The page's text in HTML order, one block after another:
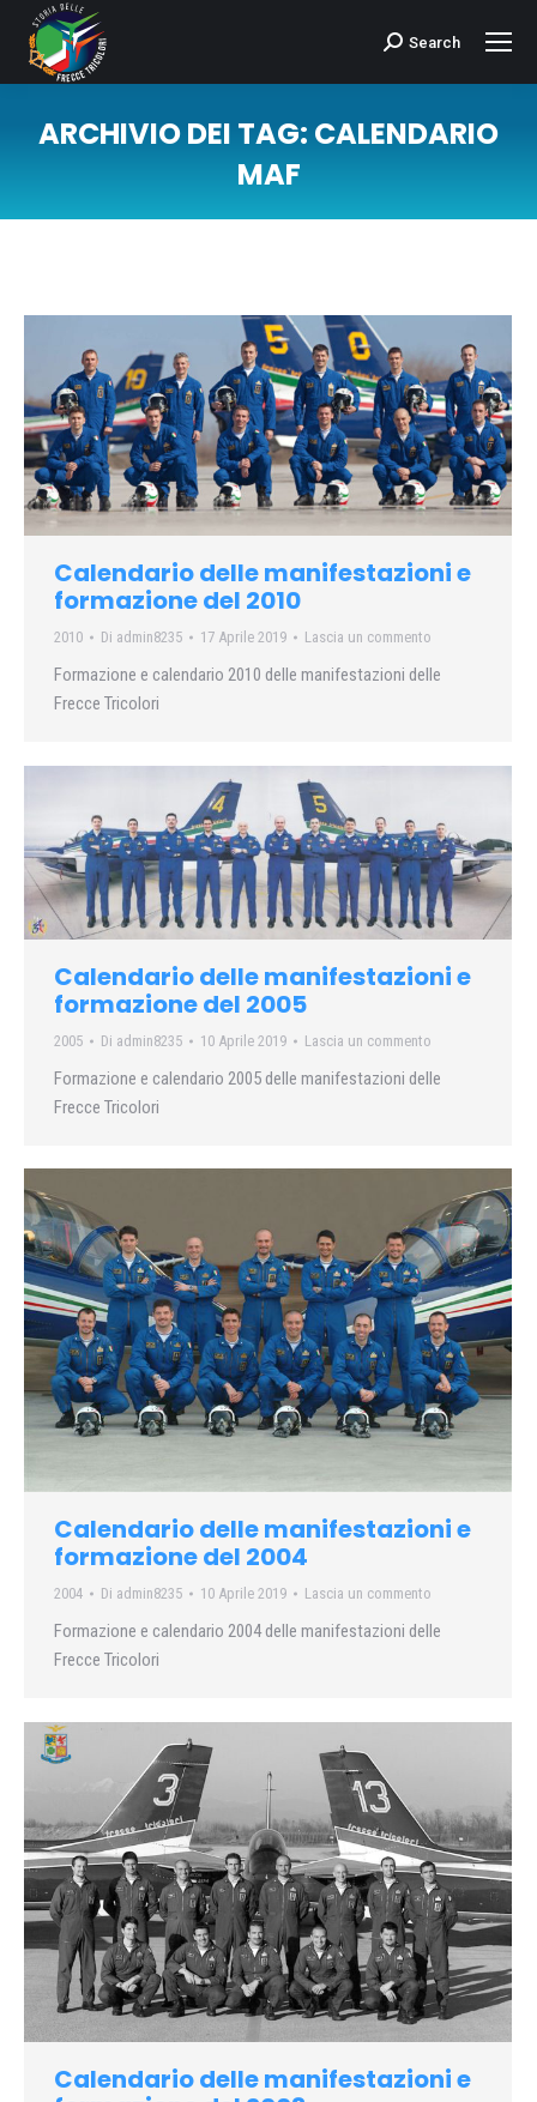
Cerca:Search
ARCHIVIO DEI TAG: CALENDARIO
MAF
Calendario delle manifestazioni e
formazione del 2010
2010 Di admin8235 17 Aprile 2019 Lascia un commento
Formazione e calendario 2010 delle manifestazioni delle
Frecce Tricolori
Calendario delle manifestazioni e
formazione del 2005
2005 Di admin8235 10 Aprile 2019 Lascia un commento
Formazione e calendario 2005 delle manifestazioni delle
Frecce Tricolori
Calendario delle manifestazioni e
formazione del 2004
2004 Di admin8235 10 Aprile 2019 Lascia un commento
Formazione e calendario 2004 delle manifestazioni delle
Frecce Tricolori
Calendario delle manifestazioni e